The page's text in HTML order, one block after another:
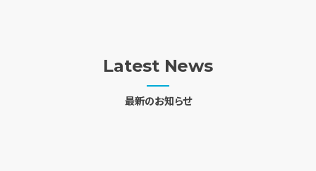
Latest News
最新のお知らせ